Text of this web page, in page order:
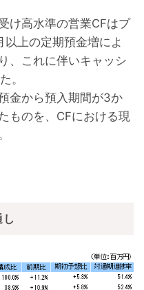
け高水準の営業CFはプ
上の定期預金増によ
、これに伴いキャッシ
。
金から預入期間が3か
ものを、CFにおける現